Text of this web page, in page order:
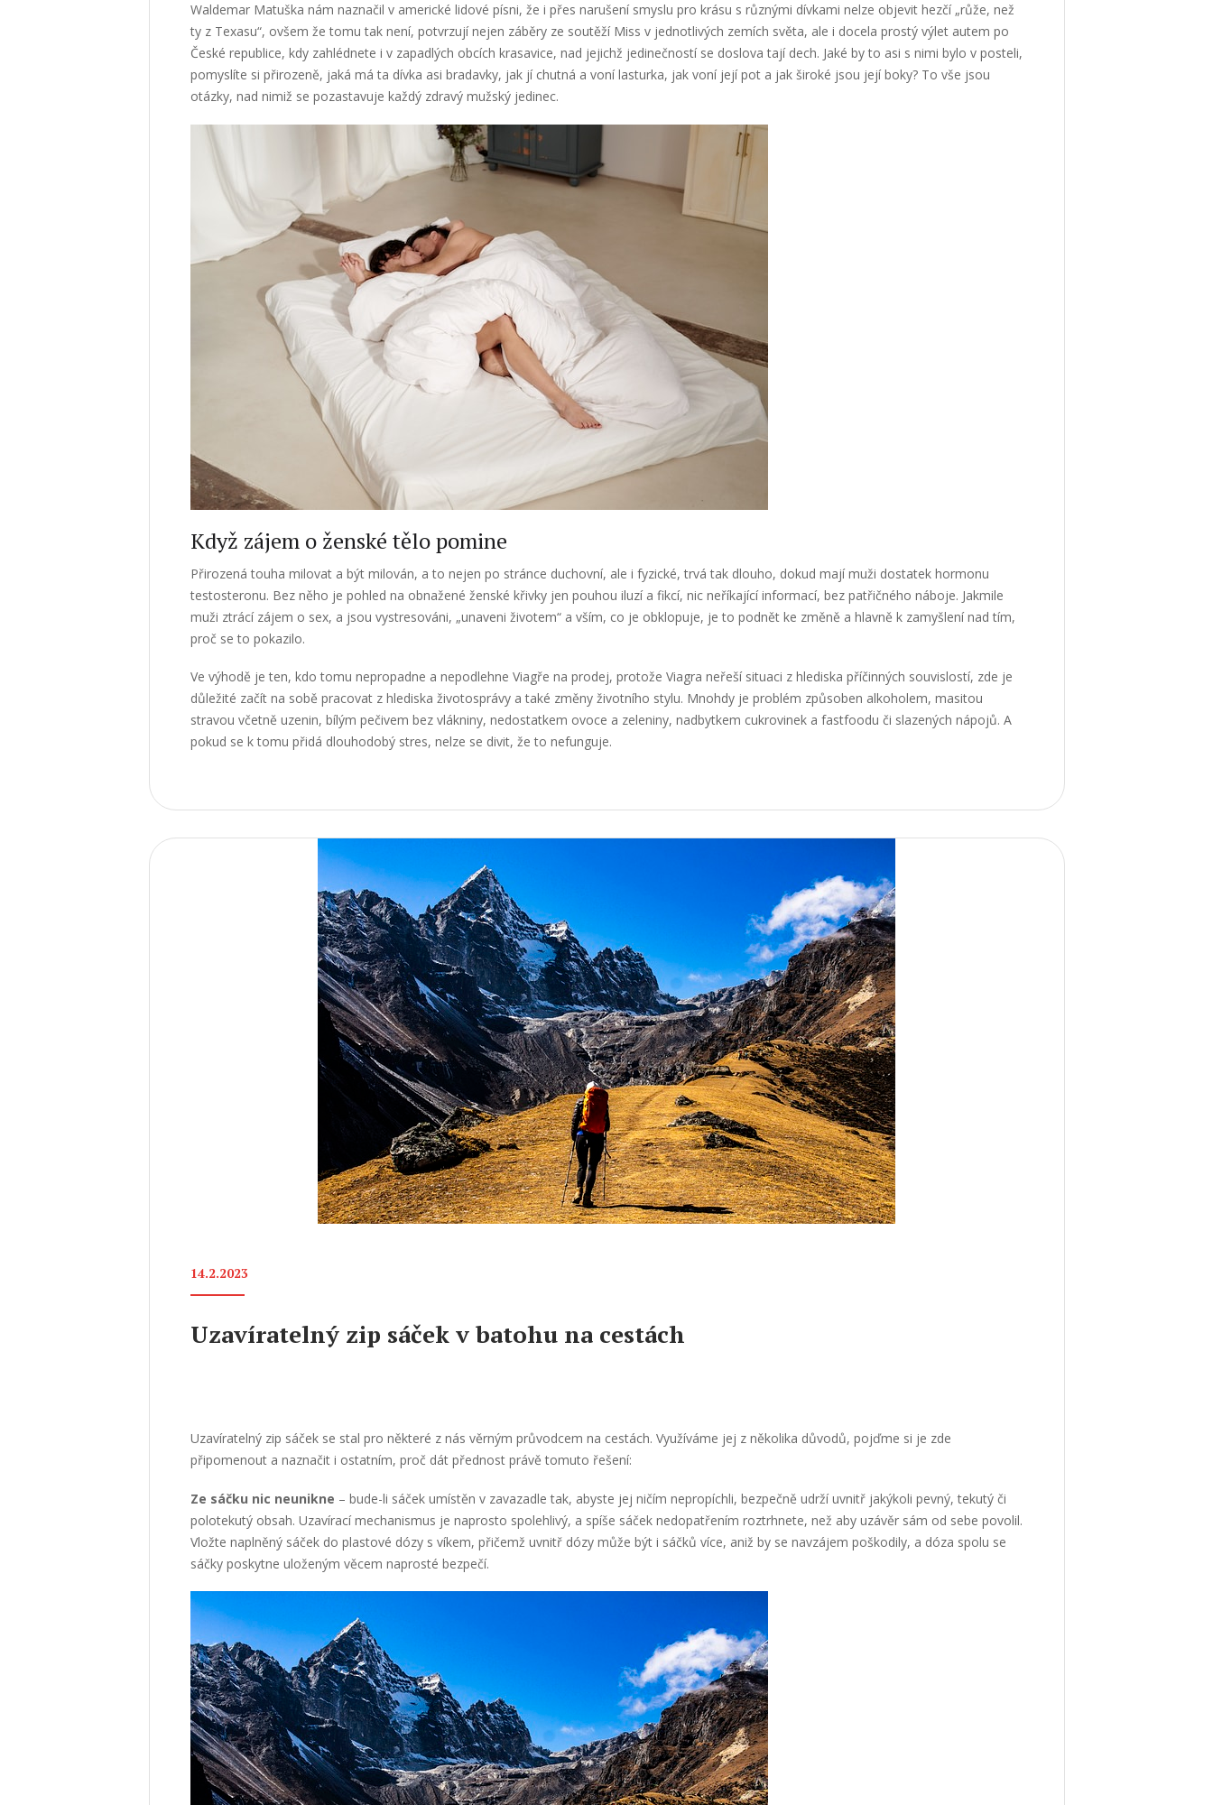
Waldemar Matuška nám naznačil v americké lidové písni, že i přes narušení smyslu pro krásu s různými dívkami nelze objevit hezčí „růže, než
ty z Texasu“, ovšem že tomu tak není, potvrzují nejen záběry ze soutěží Miss v jednotlivých zemích světa, ale i docela prostý výlet autem po
České republice, kdy zahlédnete i v zapadlých obcích krasavice, nad jejichž jedinečností se doslova tají dech. Jaké by to asi s nimi bylo v posteli,
pomyslíte si přirozeně, jaká má ta dívka asi bradavky, jak jí chutná a voní lasturka, jak voní její pot a jak široké jsou její boky? To vše jsou
otázky, nad nimiž se pozastavuje každý zdravý mužský jedinec.
Když zájem o ženské tělo pomine
Přirozená touha milovat a být milován, a to nejen po stránce duchovní, ale i fyzické, trvá tak dlouho, dokud mají muži dostatek hormonu
testosteronu. Bez něho je pohled na obnažené ženské křivky jen pouhou iluzí a fikcí, nic neříkajícíinformací, bez patřičného náboje. Jakmile
muži ztrácí zájem o sex, a jsou vystresováni, „unaveni životem“ a vším, co je obklopuje, je to podnět ke změně a hlavně k zamyšlení nad tím,
proč se to pokazilo.
Ve výhodě je ten, kdo tomu nepropadne a nepodlehne Viagře na prodej, protože Viagra neřeší situaci z hlediska příčinných souvislostí, zde je
důležité začít na sobě pracovat z hlediska životosprávy a také změny životního stylu. Mnohdy je problém způsoben alkoholem, masitou
stravou včetně uzenin, bílým pečivem bez vlákniny, nedostatkem ovoce a zeleniny, nadbytkem cukrovinek a fastfoodu či slazených nápojů. A
pokud se k tomu přidá dlouhodobý stres, nelze se divit, že to nefunguje.
14.2.2023
Uzavíratelný zip sáček v batohu na cestách
Uzavíratelný zip sáčekse stal pro některé z nás věrným průvodcem na cestách. Využíváme jej z několika důvodů, pojďme si je zde
připomenout a naznačit i ostatním, proč dát přednost právě tomuto řešení:
Ze sáčku nic neunikne – bude-li sáček umístěn v zavazadle tak, abyste jej ničím nepropíchli, bezpečně udrží uvnitř jakýkoli pevný, tekutý či
polotekutý obsah. Uzavírací mechanismus je naprosto spolehlivý, a spíše sáček nedopatřením roztrhnete, než aby uzávěr sám od sebe povolil.
Vložte naplněný sáček do plastové dózy s víkem, přičemž uvnitř dózy může být i sáčků více, aniž by se navzájem poškodily, a dóza spolu se
sáčky poskytne uloženým věcem naprosté bezpečí.